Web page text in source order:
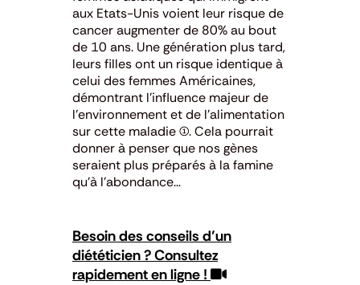
aux Etats-Unis voient leur risque de
cancer augmenter de 80% au bout
de 10 ans. Une génération plus tard,
leurs filles ont un risque identique à
celui des femmes Américaines,
démontrant l’influence majeur de
l’environnement et de l’alimentation
sur cette maladie (1). Cela pourrait
donner à penser que nos gènes
seraient plus préparés à la famine
qu’à l’abondance…
Besoin des conseils d’un
diététicien ? Consultez
rapidement en ligne !